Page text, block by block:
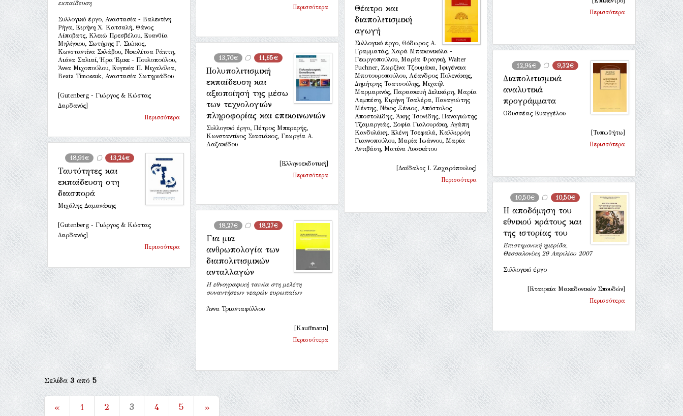
Περισσότερα
Περισσότερα
εκπαίδευση
Συλλογικό έργο, Αναστασία - Βαλεντίνη
Ρήγα, Ειρήνη Χ. Κατσαλή, Θάνος
Λίποβατς, Κλειώ Πρεσβέλου, Ευανθία
Μηλίγκου, Σωτήρης Γ. Σιώκος,
Κωνσταντίνα Σκλάβου, Νικολίτσα Ράπτη,
Λιάνα Σαλιαί, Ήρα Έμκε - Πουλοπούλου,
Άννα Μιχοπούλου, Ευγενία Π. Μιχαλόλια,
Beata Timossuk, Αναστασία Σωτηριάδου
[Gutenberg - Γιώργος & Κώστας
Δαρδανός]
Περισσότερα
Θέατρο και
διαπολιτισμική
αγωγή
Συλλογικό έργο, Θόδωρος Α.
Γραμματάς, Χαρά Μπακονικόλα -
Γεωργοπούλου, Μαρία Φραγκή, Walter
Puchner, Ζωρζίνα Τζουμάκα, Ιφιγένεια
Μποτουροπούλου, Λέανδρος Πολενάκης,
Δημήτρης Τσατσούλης, Μιχαήλ
Μαρμαρινός, Παρασκευή Δελικάρη, Μαρία
Λεμπέση, Ειρήνη Τσαλέρα, Παναγιώτης
Μέντης, Νίκος Ξένιος, Απόστολος
Αποστολίδης, Άκης Τσονίδης, Παναγιώτης
Τζαμαργιάς, Σοφία Γιαλουράκη, Αγάπη
Κανδυλάκη, Ελένη Τσεφαλά, Καλλιρρόη
Γιαννοπούλου, Μαρία Ιωάννου, Μαρία
Αντιβάση, Ματίνα Λυσικάτου
[Δαίδαλος Ι. Ζαχαρόπουλος]
Περισσότερα
13,70€ 11,65€
Πολυπολιτισμική
εκπαίδευση και
αξιοποίησή της μέσω
των τεχνολογιών
πληροφορίας και επικοινωνιών
Συλλογικό έργο, Πέτρος Μπερερής,
Κωνσταντίνος Σιασιάκος, Γεωργία Α.
Λαζακίδου
[Ελληνοεκδοτική]
Περισσότερα
12,94€ 9,32€
Διαπολιτισμικά
αναλυτικά
προγράμματα
Οδυσσέας Ευαγγέλου
[Τυπωθήτω]
Περισσότερα
18,91€
13,24€
Ταυτότητες και
εκπαίδευση στη
διασπορά
Μιχάλης Δαμανάκης
[Gutenberg - Γιώργος & Κώστας
Δαρδανός]
Περισσότερα
10,50€ 10,50€
Η αποδόμηση του
εθνικού κράτους και
της ιστορίας του
Επιστημονική ημερίδα,
Θεσσαλονίκη 29 Απριλίου 2007
Συλλογικό έργο
[Εταιρεία Μακεδονικών Σπουδών]
Περισσότερα
18,27€ 18,27€
Για μια
ανθρωπολογία των
διαπολιτισμικών
ανταλλαγών
Η εθνογραφική ταινία στη μελέτη
συναντήσεων νεαρών ευρωπαίων
Άννα Τριανταφύλλου
[Kauffmann]
Περισσότερα
Σελίδα3από5
« 1 2 3 4 5 »